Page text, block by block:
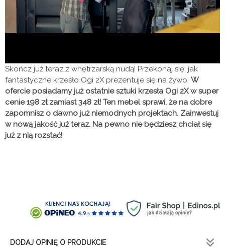
Skończ już teraz z wnętrzarską nudą! Przekonaj się, jak
fantastyczne krzesło Ogi 2X prezentuje się na żywo. W
ofercie posiadamy już ostatnie sztuki krzesła Ogi 2X w super
cenie 198 zł zamiast 348 zł! Ten mebel sprawi, że na dobre
zapomnisz o dawno już niemodnych projektach. Zainwestuj
w nową jakość już teraz. Na pewno nie będziesz chciał się
już z nią rozstać!
DODAJ OPINIĘ O PRODUKCIE